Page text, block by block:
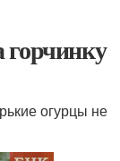
огурцы не